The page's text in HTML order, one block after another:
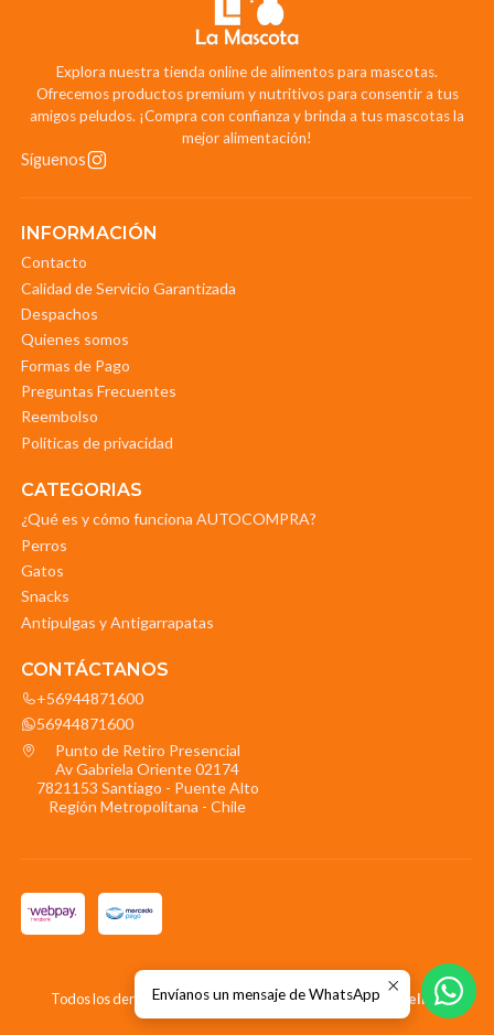
Explora nuestra tienda online de alimentos para mascotas.
Ofrecemos productos premium y nutritivos para consentir a tus
amigos peludos. ¡Compra con confianza y brinda a tus mascotas la
mejor alimentación!
Síguenos
INFORMACIÓN
Contacto
Calidad de Servicio Garantizada
Despachos
Quienes somos
Formas de Pago
Preguntas Frecuentes
Reembolso
Politicas de privacidad
CATEGORIAS
¿Qué es y cómo funciona AUTOCOMPRA?
Perros
Gatos
Snacks
Antipulgas y Antigarrapatas
CONTÁCTANOS
+56944871600
56944871600
Punto de Retiro Presencial
Av Gabriela Oriente 02174
7821153 Santiago - Puente Alto
Región Metropolitana - Chile
Todos los derechos reservados.Desarrollado por Jumpseller.
Envíanos un mensaje de WhatsApp